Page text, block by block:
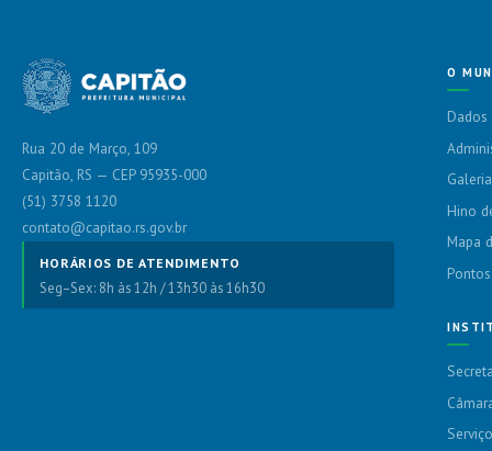
Rua 20 de Março, 109
Capitão, RS — CEP 95935-000
(51) 3758 1120
contato@capitao.rs.gov.br
HORÁRIOS DE ATENDIMENTO
Seg–Sex: 8h às 12h / 13h30 às 16h30
O
Hino
Mapa